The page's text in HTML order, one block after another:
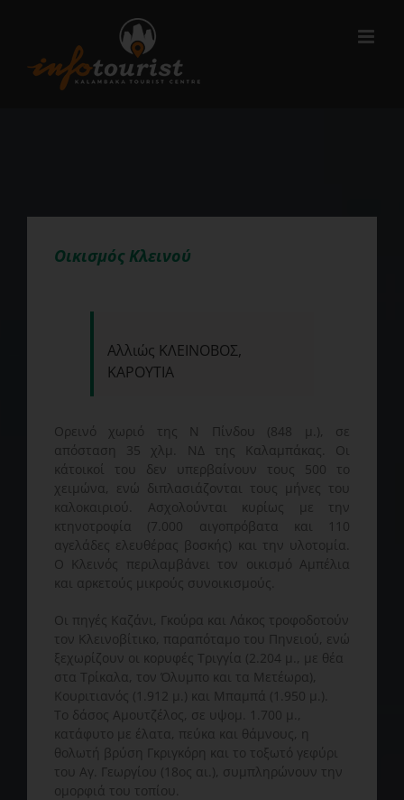
Οικισμός Κλεινού
Αλλιώς ΚΛΕΙΝΟΒΟΣ,
ΚΑΡΟΥΤΙΑ
Ορεινό χωριό της Ν Πίνδου (848 μ.), σε
απόσταση 35 χλμ. ΝΔ της Καλαμπάκας. Οι
κάτοικοί του δεν υπερβαίνουν τους 500 το
χειμώνα, ενώ διπλασιάζονται τους μήνες του
καλοκαιριού. Ασχολούνται κυρίως με την
κτηνοτροφία (7.000 αιγοπρόβατα και 110
αγελάδες ελευθέρας βοσκής) και την υλοτομία.
Ο Κλεινός περιλαμβάνει τον οικισμό Αμπέλια
και αρκετούς μικρούς συνοικισμούς.
Οι πηγές Καζάνι, Γκούρα και Λάκος τροφοδοτούν
τον Κλεινοβίτικο, παραπόταμο του Πηνειού, ενώ
ξεχωρίζουν οι κορυφές Τριγγία (2.204 μ., με θέα
στα Τρίκαλα, τον Όλυμπο και τα Μετέωρα),
Κουριτιανός (1.912 μ.) και Μπαμπά (1.950 μ.).
Το δάσος Αμουτζέλος, σε υψομ. 1.700 μ.,
κατάφυτο με έλατα, πεύκα και θάμνους, η
θολωτή βρύση Γκριγκόρη και το τοξωτό γεφύρι
του Αγ. Γεωργίου (18ος αι.), συμπληρώνουν την
ομορφιά του τοπίου.